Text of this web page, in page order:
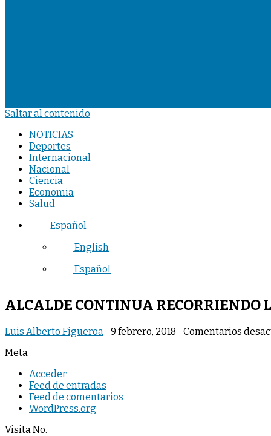
Saltar al contenido
NOTICIAS
Deportes
Internacional
Nacional
Ciencia
Economia
Salud
Español
English
Español
ALCALDE CONTINUA RECORRIENDO
Luis Alberto Figueroa 9 febrero, 2018
Comentarios
Meta
Acceder
Feed de entradas
Feed de comentarios
WordPress.org
Visita No.